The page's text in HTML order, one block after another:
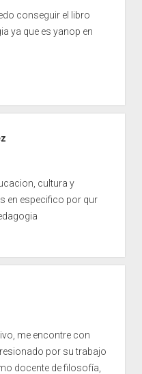
conseguir el libro
ya que es yanop en
cultura y
en especifico por qur
me encontre con
por su trabajo
docente de filosofía,